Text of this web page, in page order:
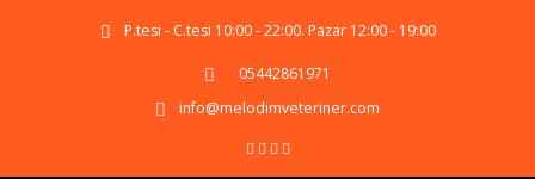
P.tesi - C.tesi 10:00 - 22:00. Pazar 12:00 - 19:00
05442861971
info@melodimveteriner.com